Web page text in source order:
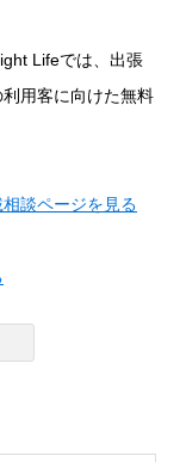
Lifeでは、出張
用客に向けた無料
談ページを見る